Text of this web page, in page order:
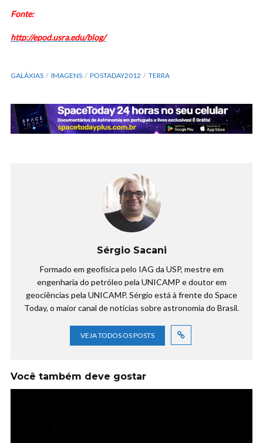
Fonte:
http://epod.usra.edu/blog/
GALÁXIAS IMAGENS POSTADAY2012 TERRA
Sérgio Sacani
Formado em geofísica pelo IAG da USP, mestre em
engenharia do petróleo pela UNICAMP e doutor em
geociências pela UNICAMP. Sérgio está à frente do Space
Today, o maior canal de notícias sobre astronomia do Brasil.
VEJA TODOS OS POSTS
Você também deve gostar